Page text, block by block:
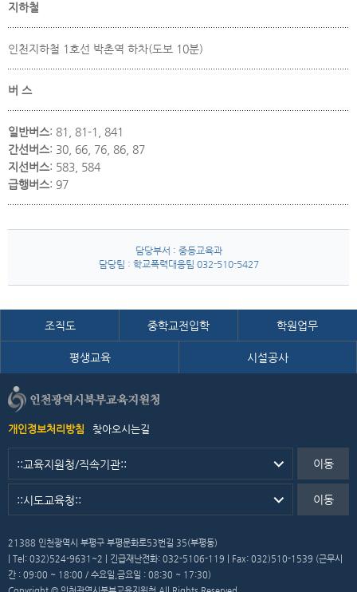
지하철
인천지하철 1호선 박촌역 하차(도보 10분)
버 스
일반버스: 81, 81-1, 841
간선버스: 30, 66, 76, 86, 87
지선버스: 583, 584
급행버스: 97
담당부서 : 중등교육과
담당팀 : 학교폭력대응팀 032-510-5427
조직도 중학교전입학 학원업무
평생교육 시설공사
개인정보처리방침 찾아오시는길
이동
이동
21388 인천광역시 부평구 부평문화로53번길 35(부평동)
| Tel: 032)524-9631~2 | 긴급재난전화: 032-5106-119 | Fax: 032)510-1539 (근무시
간 : 09:00 ~ 18:00 / 수요일,금요일 : 08:30 ~ 17:30)